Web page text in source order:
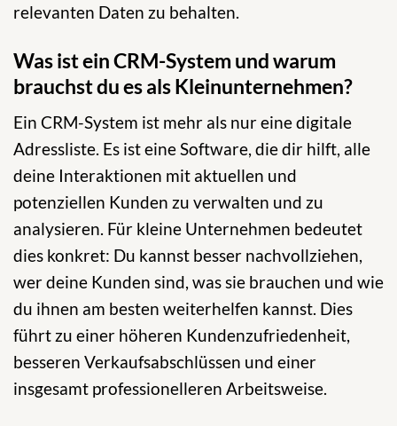
relevanten Daten zu behalten.
Was ist ein CRM-System und warum
brauchst du es als Kleinunternehmen?
Ein CRM-System ist mehr als nur eine digitale
Adressliste. Es ist eine Software, die dir hilft, alle
deine Interaktionen mit aktuellen und
potenziellen Kunden zu verwalten und zu
analysieren. Für kleine Unternehmen bedeutet
dies konkret: Du kannst besser nachvollziehen,
wer deine Kunden sind, was sie brauchen und wie
du ihnen am besten weiterhelfen kannst. Dies
führt zu einer höheren Kundenzufriedenheit,
besseren Verkaufsabschlüssen und einer
insgesamt professionelleren Arbeitsweise.